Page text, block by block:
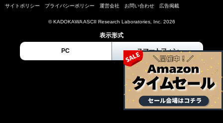
サイトポリシー プライバシーポリシー 運営会社 お問い合わせ 広告掲載
© KADOKAWA ASCII Research Laboratories, Inc. 2026
表示形式
PC スマートフォン